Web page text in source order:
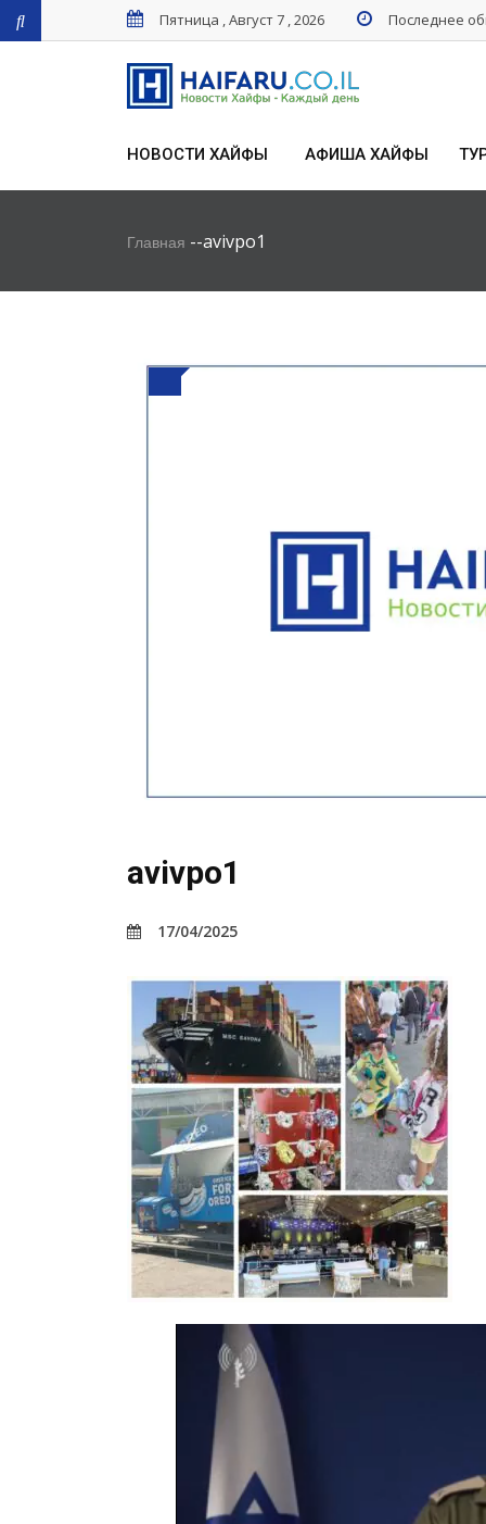
Пятница , Август 7 , 2026 Последнее
НОВОСТИ ХАЙФЫ АФИША ХАЙФЫ
Главная --avivpo1
avivpo1
17/04/2025